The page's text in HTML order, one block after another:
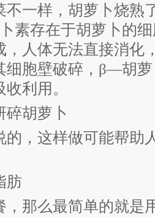
一样，胡萝卜烧熟
素存在于胡萝卜的
，人体无法直接消化
细胞壁破碎，β—胡
利用。
胡萝卜
，这样做可能帮助
那么最简单的就是